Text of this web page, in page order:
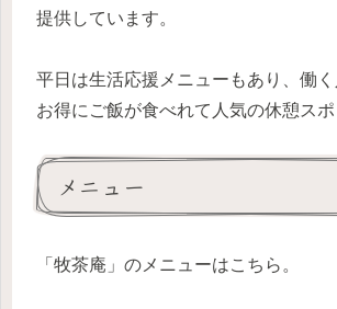
提供しています。
平日は生活応援メニューもあり、働
お得にご飯が食べれて人気の休憩スポ
メニュー
「牧茶庵」のメニューはこちら。